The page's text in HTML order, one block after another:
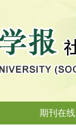
期刊在线